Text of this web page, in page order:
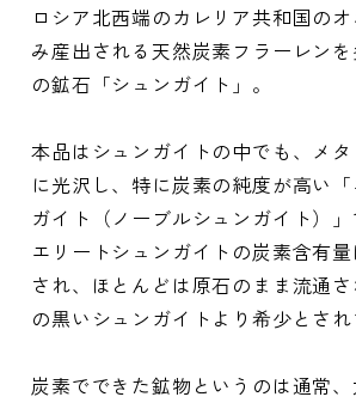
ロシア北西端のカレリア共和国の
み産出される天然炭素フラーレン
の鉱石「シュンガイト」。
本品はシュンガイトの中でも、メ
に光沢し、特に炭素の純度が高い
ガイト（ノーブルシュンガイト）」
エリートシュンガイトの炭素含有量
され、ほとんどは原石のまま流通
の黒いシュンガイトより希少とされ
炭素でできた鉱物というのは通常